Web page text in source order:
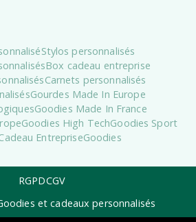
Stylos personnalisés
Box cadeau entreprise
Carnets personnalisés
Gourdes Made In Europe
Goodies Made In France
Goodies High TechGoodies Sport
EntrepriseGoodies
RGPDCGV
et cadeaux personnalisés